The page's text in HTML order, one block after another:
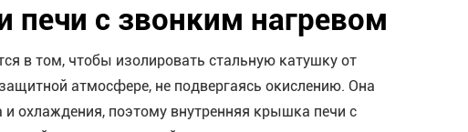
печи с звонким нагревом
в том, чтобы изолировать стальную катушку от
атмосфере, не подвергаясь окислению. Она
охлаждения, поэтому внутренняя крышка печи с